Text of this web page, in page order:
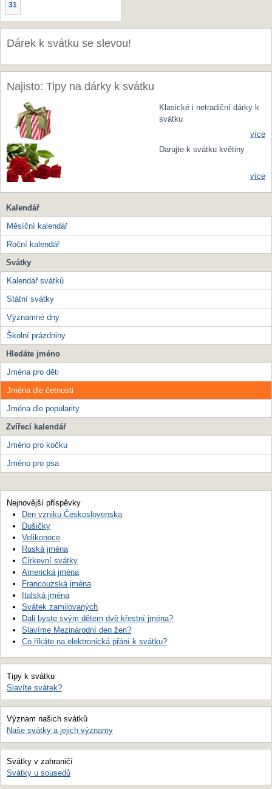
31
Dárek k svátku se slevou!
Najisto: Tipy na dárky k svátku
Klasické i netradiční dárky k
svátku
více
Darujte k svátku květiny
více
Kalendář
Měsíční kalendář
Roční kalendář
Svátky
Kalendář svátků
Státní svátky
Významné dny
Školní prázdniny
Hledáte jméno
Jména pro děti
Jména dle četnosti
Jména dle popularity
Zvířecí kalendář
Jméno pro kočku
Jméno pro psa
Nejnovější příspěvky
Den vzniku Československa
Dušičky
Velikonoce
Ruská jména
Církevní svátky
Americká jména
Francouzská jména
Italská jména
Svátek zamilovaných
Dali byste svým dětem dvě křestní jména?
Slavíme Mezinárodní den žen?
Co říkáte na elektronická přání k svátku?
Tipy k svátku
Slavíte svátek?
Význam našich svátků
Naše svátky a jejich významy
Svátky v zahraničí
Svátky u sousedů